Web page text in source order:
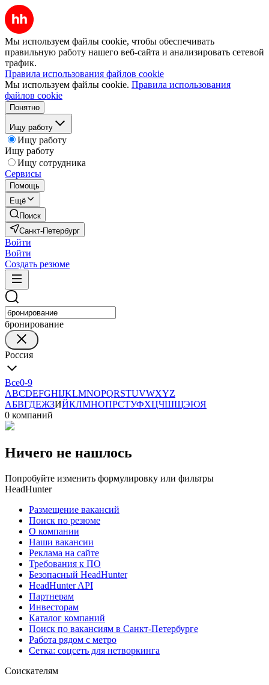
Мы используем файлы cookie, чтобы обеспечивать
правильную работу нашего веб-сайта и анализировать сетевой
трафик.
Правила использования файлов cookie
Мы используем файлы cookie. Правила использования
файлов cookie
Понятно
Ищу работу
Ищу работу
Ищу работу
Ищу сотрудника
Сервисы
Помощь
Ещё
Поиск
Санкт-Петербург
Войти
Войти
Создать резюме
бронирование
Россия
Все0-9
ABCDEFGHIJKLMNOPQRSTUVWXYZ
АБВГДЕЖЗИЙКЛМНОПРСТУФХЦЧШЩЭЮЯ
0 компаний
Ничего не нашлось
Попробуйте изменить формулировку или фильтры
HeadHunter
Размещение вакансий
Поиск по резюме
О компании
Наши вакансии
Реклама на сайте
Требования к ПО
Безопасный HeadHunter
HeadHunter API
Партнерам
Инвесторам
Каталог компаний
Поиск по вакансиям в Санкт-Петербурге
Работа рядом с метро
Сетка: соцсеть для нетворкинга
Соискателям